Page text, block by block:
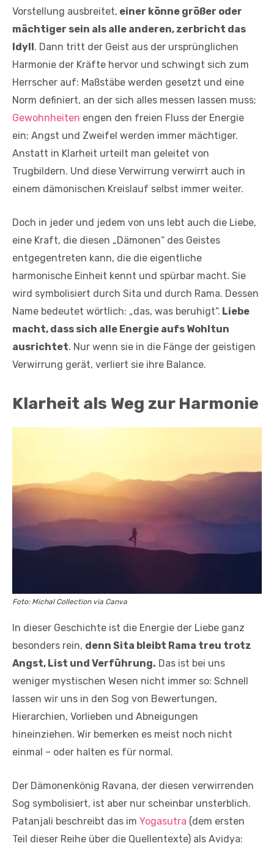
Vorstellung ausbreitet, einer könne größer oder
mächtiger sein als alle anderen, zerbricht das
Idyll. Dann tritt der Geist aus der ursprünglichen
Harmonie der Kräfte hervor und schwingt sich zum
Herrscher auf: Maßstäbe werden gesetzt und eine
Norm definiert, an der sich alles messen lassen muss;
Gewohnheiten engen den freien Fluss der Energie
ein; Angst und Zweifel werden immer mächtiger.
Anstatt in Klarheit urteilt man geleitet von
Trugbildern. Und diese Verwirrung verwirrt auch in
einem dämonischen Kreislauf selbst immer weiter.
Doch in jeder und jedem von uns lebt auch die Liebe,
eine Kraft, die diesen „Dämonen“ des Geistes
entgegentreten kann, die die eigentliche
harmonische Einheit kennt und spürbar macht. Sie
wird symbolisiert durch Sita und durch Rama. Dessen
Name bedeutet wörtlich: „das, was beruhigt“. Liebe
macht, dass sich alle Energie aufs Wohltun
ausrichtet. Nur wenn sie in die Fänge der geistigen
Verwirrung gerät, verliert sie ihre Balance.
Klarheit als Weg zur Harmonie
Foto: Michal Collection via Canva
In dieser Geschichte ist die Energie der Liebe ganz
besonders rein, denn Sita bleibt Rama treu trotz
Angst, List und Verführung. Das ist bei uns
weniger mystischen Wesen nicht immer so: Schnell
lassen wir uns in den Sog von Bewertungen,
Hierarchien, Vorlieben und Abneigungen
hineinziehen. Wir bemerken es meist noch nicht
einmal – oder halten es für normal.
Der Dämonenkönig Ravana, der diesen verwirrenden
Sog symbolisiert, ist aber nur scheinbar unsterblich.
Patanjali beschreibt das im Yogasutra (dem ersten
Teil dieser Reihe über die Quellentexte) als Avidya: